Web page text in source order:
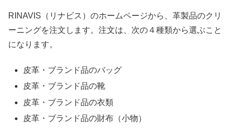
RINAVIS（リナビス）のホームページから、革製品のクリ
ーニングを注文します。注文は、次の４種類から選ぶこと
になります。
皮革・ブランド品のバッグ
皮革・ブランド品の靴
皮革・ブランド品の衣類
皮革・ブランド品の財布（小物）